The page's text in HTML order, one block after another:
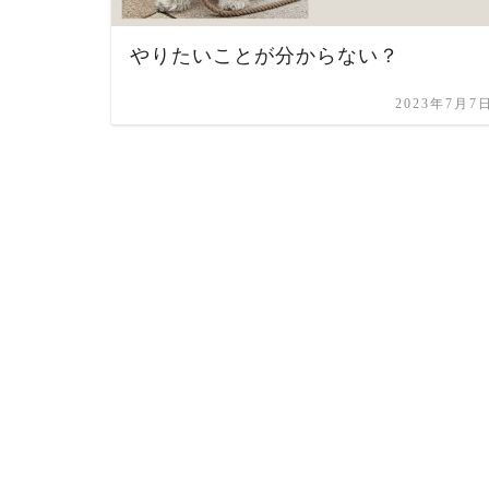
やりたいことが分からない？
2023年7月7